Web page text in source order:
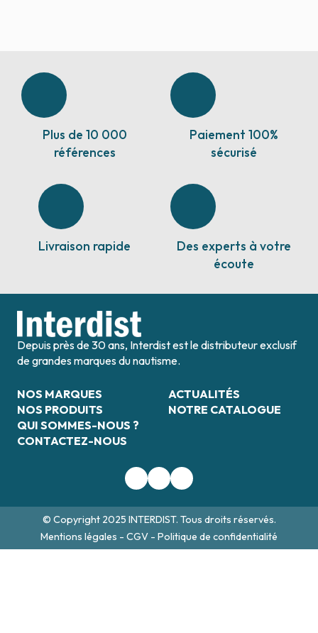
Plus de 10 000
références
Paiement 100%
sécurisé
Livraison rapide
Des experts à votre
écoute
Depuis près de 30 ans, Interdist est le distributeur exclusif
de grandes marques du nautisme.
NOS MARQUES
NOS PRODUITS
QUI SOMMES-NOUS ?
CONTACTEZ-NOUS
ACTUALITÉS
NOTRE CATALOGUE
© Copyright 2025 INTERDIST. Tous droits réservés.
Mentions légales - CGV - Politique de confidentialité